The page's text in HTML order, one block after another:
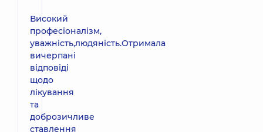
Високий
професіоналізм,
уважність,людяність.Отримала
вичерпані
відповіді
щодо
лікування
та
доброзичливе
ставлення